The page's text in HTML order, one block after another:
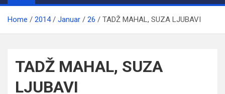
Home 2014 Januar 26 TADŽ MAHAL, SUZA LJUBAVI
TADŽ MAHAL, SUZA
LJUBAVI